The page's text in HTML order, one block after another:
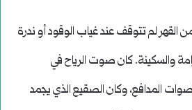
القهر لم تتوقف عند غياب الوقود أو ندرة
والسكينة. كان صوت الرياح في
المدافع، وكان الصقيع الذي يجمد